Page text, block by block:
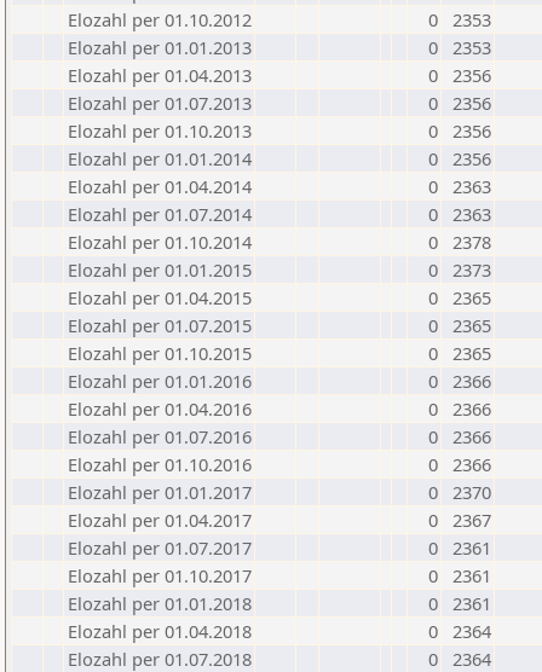
Elozahl per 01.10.2012
0 2353
Elozahl per 01.01.2013
0 2353
Elozahl per 01.04.2013
0 2356
Elozahl per 01.07.2013
0 2356
Elozahl per 01.10.2013
0 2356
Elozahl per 01.01.2014
0 2356
Elozahl per 01.04.2014
0 2363
Elozahl per 01.07.2014
0 2363
Elozahl per 01.10.2014
0 2378
Elozahl per 01.01.2015
0 2373
Elozahl per 01.04.2015
0 2365
Elozahl per 01.07.2015
0 2365
Elozahl per 01.10.2015
0 2365
Elozahl per 01.01.2016
0 2366
Elozahl per 01.04.2016
0 2366
Elozahl per 01.07.2016
0 2366
Elozahl per 01.10.2016
0 2366
Elozahl per 01.01.2017
0 2370
Elozahl per 01.04.2017
0 2367
Elozahl per 01.07.2017
0 2361
Elozahl per 01.10.2017
0 2361
Elozahl per 01.01.2018
0 2361
Elozahl per 01.04.2018
0 2364
Elozahl per 01.07.2018
0 2364